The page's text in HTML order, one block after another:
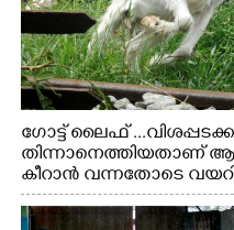
ഗോട്ട് ലൈഫ്
തിന്നാനെത്തിയതാണ്
കീറാൻ വന്നതോടെ
വേണ്ടിയായി ഓട്ടം.
നിന്നുള്ള കാഴ്ച